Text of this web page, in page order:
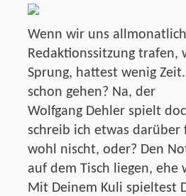
Wenn wir uns
Redaktionssitzung
Sprung, hattest wenig
schon gehen? Na, der
Wolfgang Dehler spielt
schreib ich etwas darüber
wohl nischt, oder? Den
auf dem Tisch liegen,
Mit Deinem Kuli spieltest